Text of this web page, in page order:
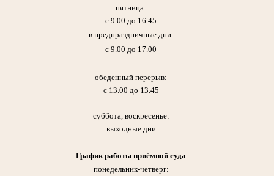
пятница:
с 9.00 до 16.45
в предпраздничные дни:
с 9.00 до 17.00
обеденный перерыв:
с 13.00 до 13.45
суббота, воскресенье:
выходные дни
График работы приёмной суда
понедельник-четверг: